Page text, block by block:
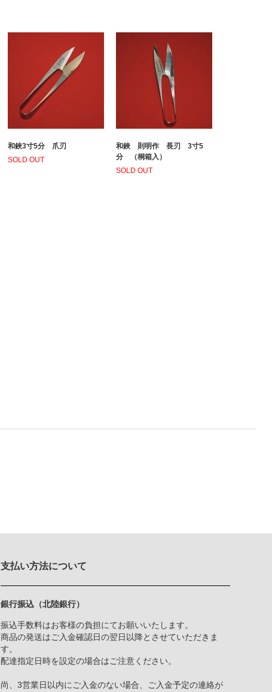
和鋏3寸5分 爪刃
SOLD OUT
和鋏 則明作 長刃 3寸5
分 （桐箱入）
SOLD OUT
支払い方法について
銀行振込（北陸銀行）
振込手数料はお客様の負担にてお願いいたします。
商品の発送はご入金確認日の翌日以降とさせていただきま
す。
配達指定日時を設定の場合はご注意ください。
尚、3営業日以内にご入金のない場合、ご入金予定の連絡が